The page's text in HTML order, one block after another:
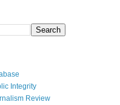
Integrity
Review